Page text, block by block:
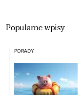
Popularne wpisy
PORADY